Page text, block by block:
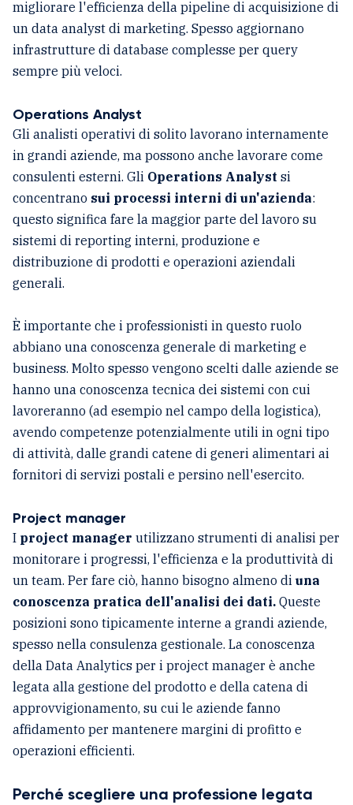
migliorare l'efficienza della pipeline di acquisizione di
un data analyst di marketing. Spesso aggiornano
infrastrutture di database complesse per query
sempre più veloci.
Operations Analyst
Gli analisti operativi di solito lavorano internamente
in grandi aziende, ma possono anche lavorare come
consulenti esterni. Gli Operations Analyst si
concentrano sui processi interni di un'azienda:
questo significa fare la maggior parte del lavoro su
sistemi di reporting interni, produzione e
distribuzione di prodotti e operazioni aziendali
generali.
È importante che i professionisti in questo ruolo
abbiano una conoscenza generale di marketing e
business. Molto spesso vengono scelti dalle aziende se
hanno una conoscenza tecnica dei sistemi con cui
lavoreranno (ad esempio nel campo della logistica),
avendo competenze potenzialmente utili in ogni tipo
di attività, dalle grandi catene di generi alimentari ai
fornitori di servizi postali e persino nell'esercito.
Project manager
I project manager utilizzano strumenti di analisi per
monitorare i progressi, l'efficienza e la produttività di
un team. Per fare ciò, hanno bisogno almeno di una
conoscenza pratica dell'analisi dei dati. Queste
posizioni sono tipicamente interne a grandi aziende,
spesso nella consulenza gestionale. La conoscenza
della Data Analytics per i project manager è anche
legata alla gestione del prodotto e della catena di
approvvigionamento, su cui le aziende fanno
affidamento per mantenere margini di profitto e
operazioni efficienti.
Perché scegliere una professione legata